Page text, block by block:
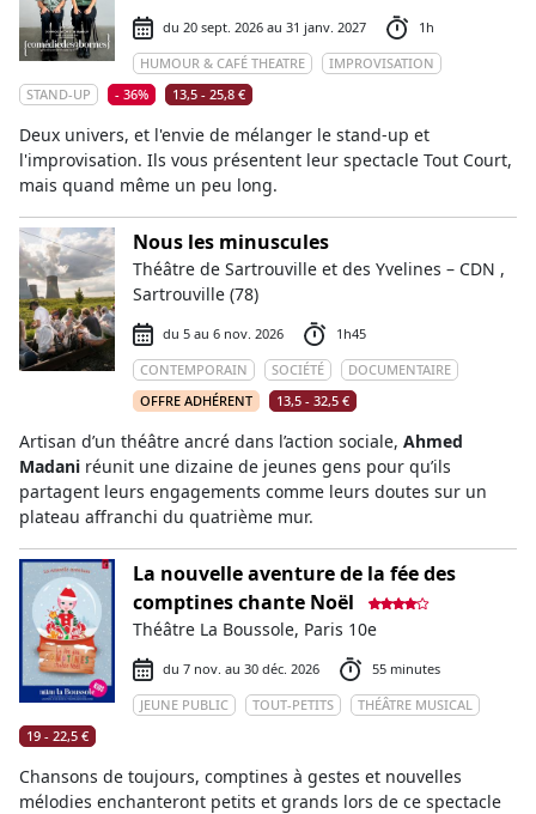
du 20 sept. 2026 au 31 janv. 2027
1h
HUMOUR & CAFÉ THEATRE
IMPROVISATION
STAND-UP
- 36% 13,5 - 25,8 €
Deux univers, et l'envie de mélanger le stand-up et
l'improvisation. Ils vous présentent leur spectacle Tout Court,
mais quand même un peu long.
Nous les minuscules
Théâtre de Sartrouville et des Yvelines – CDN ,
Sartrouville (78)
du 5 au 6 nov. 2026
1h45
CONTEMPORAIN
SOCIÉTÉ
DOCUMENTAIRE
OFFRE ADHÉRENT
13,5 - 32,5 €
Artisan d’un théâtre ancré dans l’action sociale, Ahmed
Madani réunit une dizaine de jeunes gens pour qu’ils
partagent leurs engagements comme leurs doutes sur un
plateau affranchi du quatrième mur.
La nouvelle aventure de la fée des
comptines chante Noël
Théâtre La Boussole, Paris 10e
du 7 nov. au 30 déc. 2026
55 minutes
JEUNE PUBLIC
TOUT-PETITS
THÉÂTRE MUSICAL
19 - 22,5 €
Chansons de toujours, comptines à gestes et nouvelles
mélodies enchanteront petits et grands lors de ce spectacle